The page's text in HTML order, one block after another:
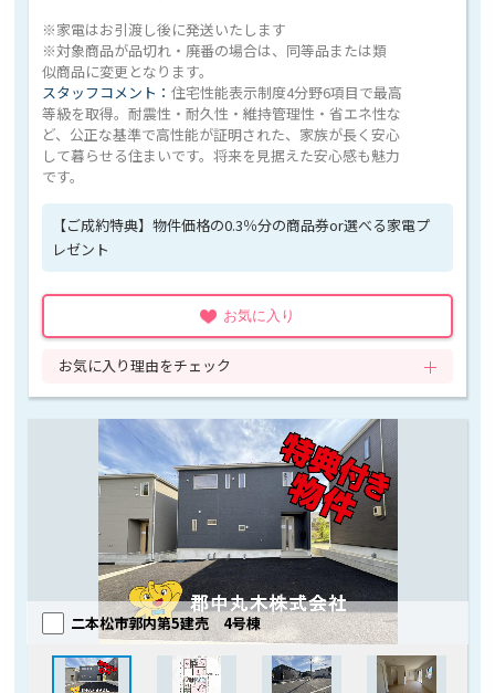
※家電はお引渡し後に発送いたします
※対象商品が品切れ・廃番の場合は、同等品または類
似商品に変更となります。
スタッフコメント：住宅性能表示制度4分野6項目で最高
等級を取得。耐震性・耐久性・維持管理性・省エネ性な
ど、公正な基準で高性能が証明された、家族が長く安心
して暮らせる住まいです。将来を見据えた安心感も魅力
です。
【ご成約特典】物件価格の0.3％分の商品券or選べる家電プ
レゼント
お気に入り
お気に入り理由をチェック
二本松市郭内第5建売 4号棟